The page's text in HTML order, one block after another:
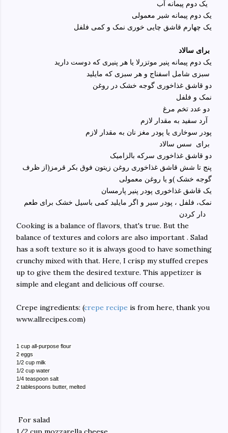
یک دوم پیمانه شیر معمولی
یک چهارم قاشق چایی خوری نمک و کمی فلفل
یک دوم پیمانه پنیر موتزرلا یا هر پنیری که دوست دارید
دو قاشق غذاخوری گوجه خشک در روغن
نمک و فلفل
پودر سوخاری یا پودر مغز نان به مقدار لازم
دو قاشق غذاخوری سرکه بالزامیک
پنج تا شش قاشق غذاخوری روغن زیتون فوق بکر قرمز(از ظرف
گوجه خشک )و یا روغن معمولی
یک قاشق غذاخوری پودر پنیر پارمسان
نمک، فلفل ، پودر سیر و اگر مایلید کمی باسیل خشک برای طعم
Cooking is a balance of flavors, that's true. But the
balance of textures and colors are also important . Salad
has a soft texture so it is always good to have something
crunchy mixed with that. Here, I crisp my stuffed crepes
up to give them the desired texture. This appetizer is
simple and elegant and delicious off course.
Crepe ingredients: (crepe recipe is from here, thank you
www.allrecipes.com)
1 cup all-purpose flour
2 eggs
1/2 cup milk
1/2 cup water
1/4 teaspoon salt
2 tablespoons butter, melted
For salad